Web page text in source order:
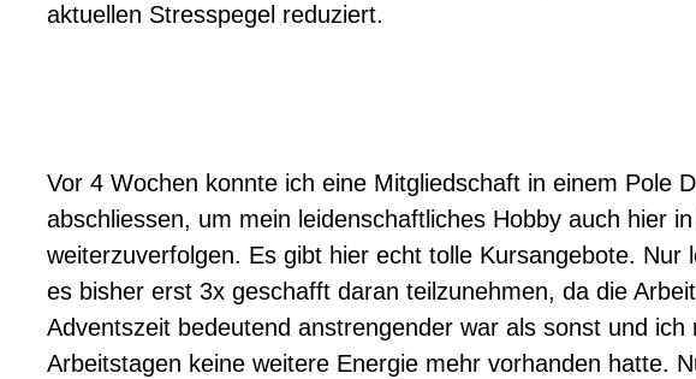
aktuellen Stresspegel reduziert.
Vor 4 Wochen konnte ich eine Mitgliedschaft in einem Pole
abschliessen, um mein leidenschaftliches Hobby auch hier
weiterzuverfolgen. Es gibt hier echt tolle Kursangebote. Nur
es bisher erst 3x geschafft daran teilzunehmen, da die
Adventszeit bedeutend anstrengender war als sonst und ich
Arbeitstagen keine weitere Energie mehr vorhanden hatte.